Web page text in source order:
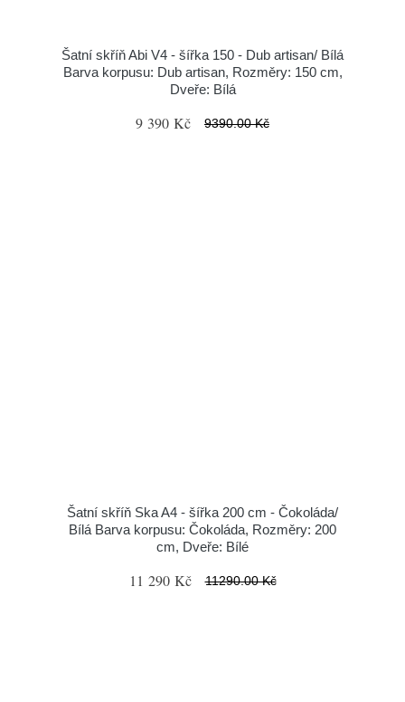
Šatní skříň Abi V4 - šířka 150 - Dub artisan/ Bílá
Barva korpusu: Dub artisan, Rozměry: 150 cm,
Dveře: Bílá
9 390 Kč 9390.00 Kč
Šatní skříň Ska A4 - šířka 200 cm - Čokoláda/
Bílá Barva korpusu: Čokoláda, Rozměry: 200
cm, Dveře: Bílé
11 290 Kč 11290.00 Kč